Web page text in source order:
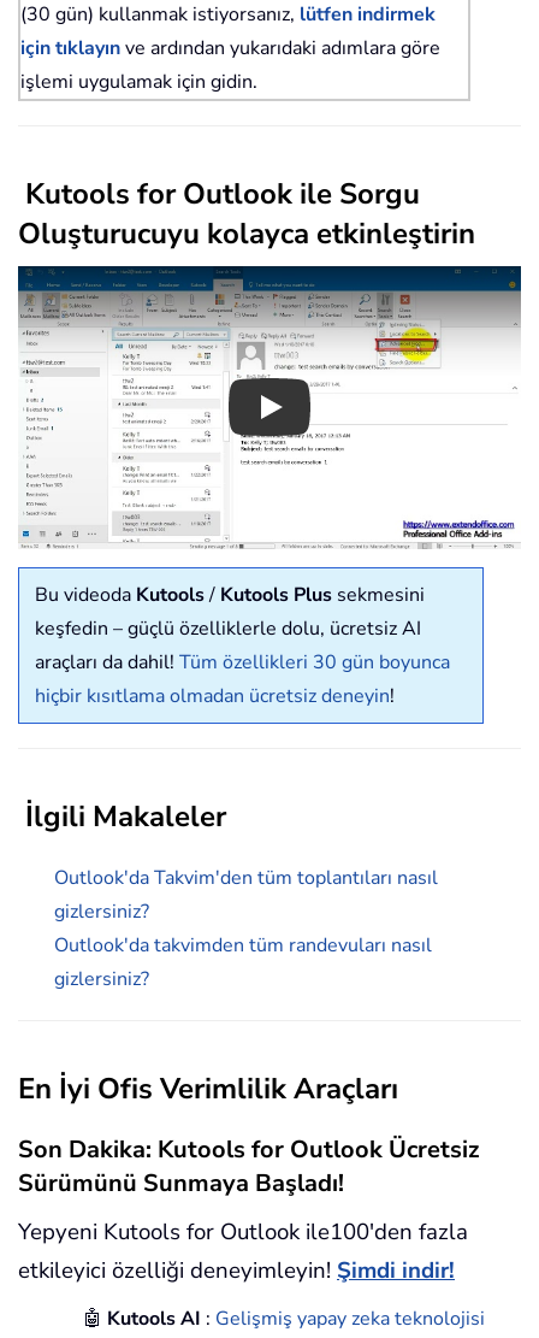
(30 gün) kullanmak istiyorsanız, lütfen indirmek
için tıklayınve ardından yukarıdaki adımlara göre
işlemi uygulamak için gidin.
Kutools for Outlook ile Sorgu
Oluşturucuyu kolayca etkinleştirin
Play
Bu videoda Kutools/ Kutools Plus sekmesini
keşfedin – güçlü özelliklerle dolu, ücretsiz AI
araçları da dahil! Tüm özellikleri 30 gün boyunca
hiçbir kısıtlama olmadan ücretsiz deneyin!
İlgili Makaleler
Outlook'da Takvim'den tüm toplantıları nasıl
gizlersiniz?
Outlook'da takvimden tüm randevuları nasıl
gizlersiniz?
En İyi Ofis Verimlilik Araçları
Son Dakika: Kutools for Outlook Ücretsiz
Sürümünü Sunmaya Başladı!
Yepyeni Kutools for Outlook ile100'den fazla
etkileyici özelliği deneyimleyin! Şimdi indir!
🤖 Kutools AI : Gelişmiş yapay zeka teknolojisi